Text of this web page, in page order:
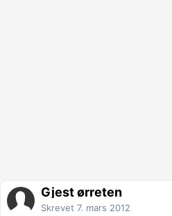
Gjest ørreten
Skrevet 7. mars 2012